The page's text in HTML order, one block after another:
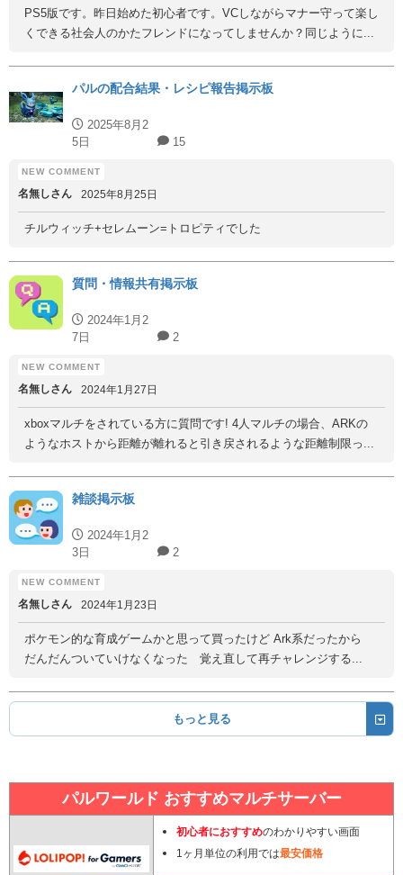
PS5版です。昨日始めた初心者です。VCしながらマナー守って楽し
くできる社会人のかたフレンドになってしませんか？同じように...
パルの配合結果・レシピ報告掲示板
2025年8月2
5日
15
名無しさん 2025年8月25日
チルウィッチ+セレムーン=トロピティでした
質問・情報共有掲示板
2024年1月2
7日
2
名無しさん 2024年1月27日
xboxマルチをされている方に質問です! 4人マルチの場合、ARKの
ようなホストから距離が離れると引き戻されるような距離制限っ...
雑談掲示板
2024年1月2
3日
2
名無しさん 2024年1月23日
ポケモン的な育成ゲームかと思って買ったけど Ark系だったから
だんだんついていけなくなった 覚え直して再チャレンジする...
もっと見る
パルワールド おすすめマルチサーバー
初心者におすすめのわかりやすい画面
1ヶ月単位の利用では最安価格